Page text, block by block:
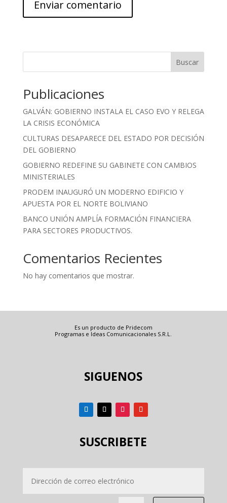
Buscar
Publicaciones
GALVÁN: GOBIERNO INSTALA EL CASO EVO Y RELEGA
LA CRISIS ECONÓMICA
CULTURAS DESAPARECE DEL ESTADO POR DECISIÓN
DEL GOBIERNO
GOBIERNO REDEFINE SU GABINETE CON CAMBIOS
MINISTERIALES
PRODEM INAUGURÓ UN MODERNO EDIFICIO Y
APUESTA POR EL NORTE BOLIVIANO
BANCO UNIÓN AMPLÍA FORMACIÓN FINANCIERA
PARA SECTORES PRODUCTIVOS.
Comentarios Recientes
No hay comentarios que mostrar.
Es un producto de Pridecom
Programas e Ideas Comunicacionales S.R.L.
SIGUENOS
SUSCRIBETE